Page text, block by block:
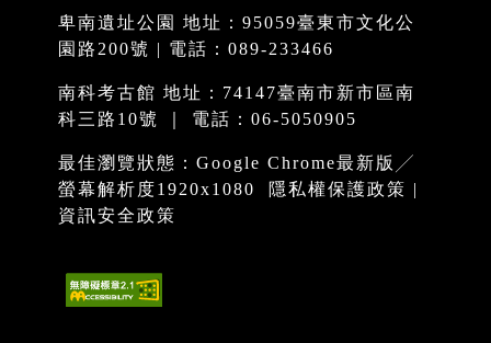
卑南遺址公園 地址：95059臺東市文化公
園路200號 | 電話：089-233466
南科考古館 地址：74147臺南市新市區南
科三路10號 ｜ 電話：06-5050905
最佳瀏覽狀態：Google Chrome最新版╱
螢幕解析度1920x1080
隱私權保護政策 |
資訊安全政策